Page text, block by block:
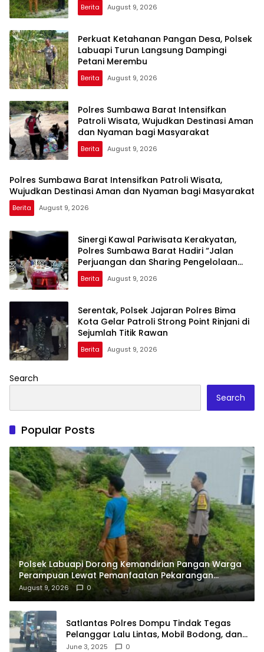
Berita August 9, 2026
Perkuat Ketahanan Pangan Desa, Polsek
Labuapi Turun Langsung Dampingi
Petani Merembu
Berita August 9, 2026
Polres Sumbawa Barat Intensifkan
Patroli Wisata, Wujudkan Destinasi Aman
dan Nyaman bagi Masyarakat
Berita August 9, 2026
Polres Sumbawa Barat Intensifkan Patroli Wisata,
Wujudkan Destinasi Aman dan Nyaman bagi Masyarakat
Berita August 9, 2026
Sinergi Kawal Pariwisata Kerakyatan,
Polres Sumbawa Barat Hadiri “Jalan
Perjuangan dan Sharing Pengelolaan
Pariwisata Bendungan Tiu Suntuk”
Berita August 9, 2026
Serentak, Polsek Jajaran Polres Bima
Kota Gelar Patroli Strong Point Rinjani di
Sejumlah Titik Rawan
Berita August 9, 2026
Search
Search
Popular Posts
Polsek Labuapi Dorong Kemandirian Pangan Warga
Perampuan Lewat Pemanfaatan Pekarangan
Rumah
August 9, 2026 0
Satlantas Polres Dompu Tindak Tegas
Pelanggar Lalu Lintas, Mobil Bodong, dan
Kendaraan Tak Bayar Pajak
June 3, 2025 0